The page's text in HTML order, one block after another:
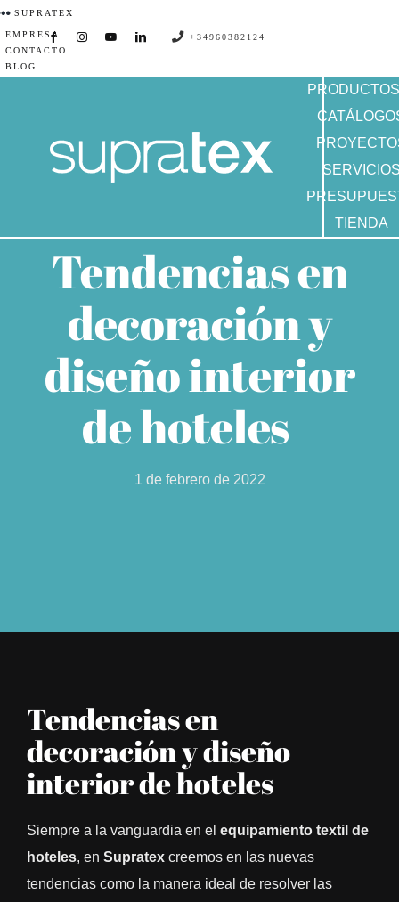
Saltar
al
contenido
SUPRATEX
EMPRESA
CONTACTO
BLOG
+34960382124
PRODUCTOS
TIENDA
Tendencias en
decoración y
diseño interior
de hoteles
1 de febrero de 2022
Tendencias en
decoración y diseño
interior de hoteles
Siempre a la vanguardia en el equipamiento textil de
hoteles, en Supratex creemos en las nuevas
tendencias como la manera ideal de resolver las